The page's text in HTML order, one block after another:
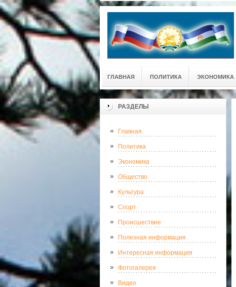
ГЛАВНАЯ ПОЛИТИКА ЭКОНОМИКА
РАЗДЕЛЫ
Главная
Политика
Экономика
Общество
Культура
Спорт
Происшествие
Полезная информация
Интересная информация
Фотогалерея
Видео